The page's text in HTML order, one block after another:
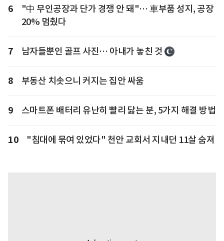
6
"中 무인공장과 단가 경쟁 안 돼"… 車부품 성지, 공장
20% 멈췄다
7 남자들뿐인 골프 사진… 아내가 놓친 것
8 부동산 치솟으니 커지는 집안 싸움
9 스마트폰 배터리 유난히 빨리 닳는 분, 5가지 해결 방법
10 "침대에 묶여 있었다" 천안 교회서 지내던 11살 숨져